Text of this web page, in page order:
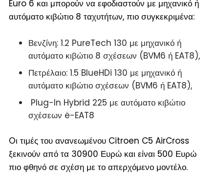
Euro 6 και μπορούν να εφοδιαστούν με μηχανικό ή
αυτόματο κιβώτιο 8 ταχυτήτων, πιο συγκεκριμένα:
Βενζίνη: 1.2 PureTech 130 με μηχανικό ή
αυτόματο κιβώτιο 8 σχέσεων (BVM6 ή EAT8),
Πετρέλαιο: 1.5 BlueHDi 130 με μηχανικό ή
αυτόματο κιβώτιο σχέσεων (BVM6 ή EAT8),
Plug-In Hybrid 225 με αυτόματο κιβώτιο
σχέσεων ë-EAT8
Oι τιμές του ανανεωμένου Citroen C5 AirCross
ξεκινούν από τα 30900 Ευρώ και είναι 500 Ευρώ
πιο φθηνό σε σχέση με το απερχόμενο μοντέλο.